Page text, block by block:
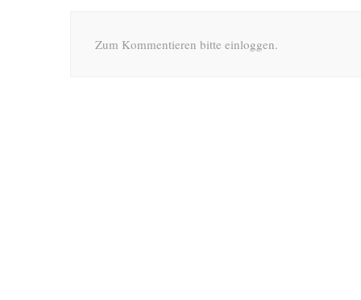
Zum Kommentieren bitte einloggen.